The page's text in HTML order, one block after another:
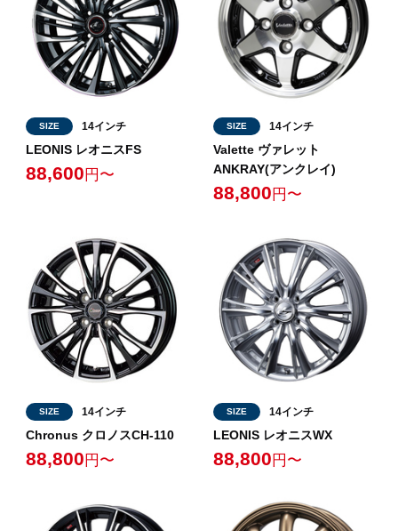
SIZE 14インチ
LEONIS レオニスFS
88,600 円〜
SIZE 14インチ
Valette ヴァレット
ANKRAY(アンクレイ)
88,800 円〜
SIZE 14インチ
Chronus クロノスCH-110
88,800 円〜
SIZE 14インチ
LEONIS レオニスWX
88,800 円〜